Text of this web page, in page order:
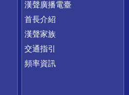
漢聲廣播電臺
首長介紹
漢聲家族
交通指引
頻率資訊